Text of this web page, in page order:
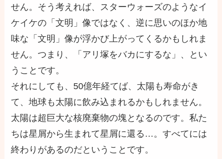
せん。そう考えれば、スターウォーズのようなイ
ケイケの「文明」像ではなく、逆に思いのほか地
味な「文明」像が浮かび上がってくるかもしれま
せん。つまり、「アリ塚をバカにするな」、とい
うことです。
それにしても、50億年経てば、太陽も寿命がき
て、地球も太陽に飲み込まれるかもしれません。
太陽は超巨大な核廃棄物の塊となるのです。私た
ちは星屑から生まれて星屑に還る…。すべてには
終わりがあるのだということです。